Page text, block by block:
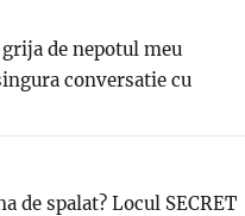
de nepotul meu
conversatie cu
de spalat? Locul SECRET